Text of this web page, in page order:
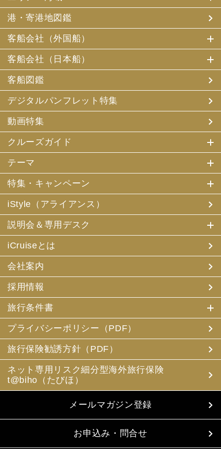
港・寄港地図鑑
客船会社（外国船）
客船会社（日本船）
客船図鑑
デジタルパンフレット特集
動画特集
クルーズガイド
テーマ
特集・キャンペーン
iStyle（アライアンス）
説明会＆専用デスク
iCruiseとは
会社案内
採用情報
旅行条件書
プライバシーポリシー（PDF）
旅行保険勧誘方針（PDF）
ネット専用リスク細分型海外旅行保険
t@biho（たびほ）
メールマガジン登録
お申込み・問合せ